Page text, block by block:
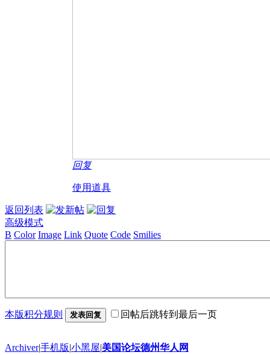
回复
使用道具
返回列表
高级模式
B Color Image Link Quote Code Smilies
本版积分规则 发表回复 回帖后跳转到最后一页
Archiver|手机版|小黑屋|美国论坛德州华人网